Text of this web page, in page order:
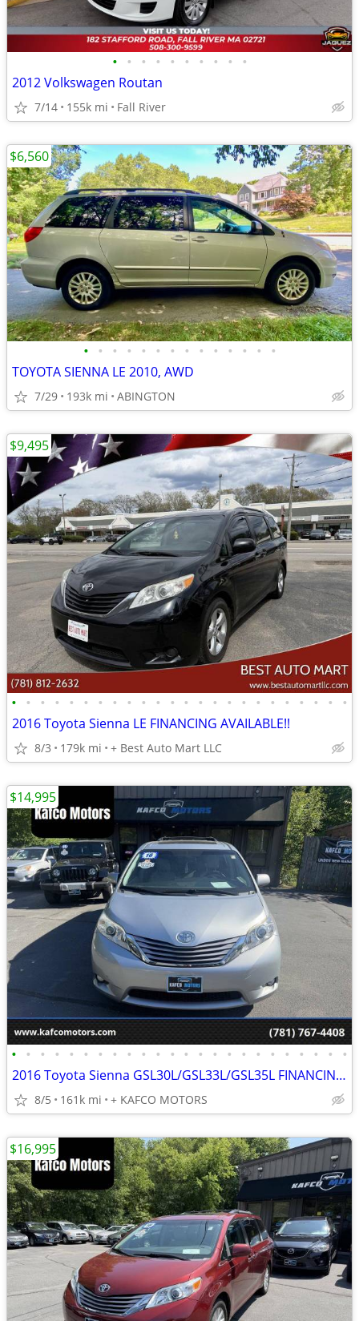
• • • • • • • • • •
2012 Volkswagen Routan
7/14 155k mi Fall River
• • • • • • • • • • • • • •
TOYOTA SIENNA LE 2010, AWD
7/29 193k mi ABINGTON
$6,560
• • • • • • • • • • • • • • • • • • • • • • • •
2016 Toyota Sienna LE FINANCING AVAILABLE!!
8/3 179k mi + Best Auto Mart LLC
$9,495
• • • • • • • • • • • • • • • • • • • • • • • •
2016 Toyota Sienna GSL30L/GSL33L/GSL35L FINANCING AVAILABLE!!
8/5 161k mi + KAFCO MOTORS
$14,995
$16,995